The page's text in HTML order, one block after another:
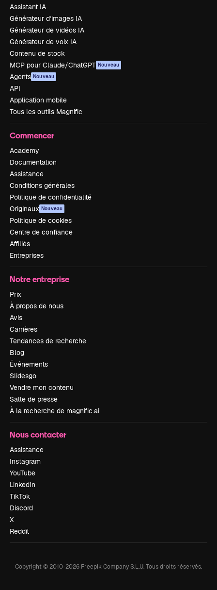
Assistant IA
Générateur d’images IA
Générateur de vidéos IA
Générateur de voix IA
Contenu de stock
MCP pour Claude/ChatGPT Nouveau
Agents Nouveau
API
Application mobile
Tous les outils Magnific
Commencer
Academy
Documentation
Assistance
Conditions générales
Politique de confidentialité
Originaux Nouveau
Politique de cookies
Centre de confiance
Affiliés
Entreprises
Notre entreprise
Prix
À propos de nous
Avis
Carrières
Tendances de recherche
Blog
Événements
Slidesgo
Vendre mon contenu
Salle de presse
À la recherche de magnific.ai
Nous contacter
Assistance
Instagram
YouTube
LinkedIn
TikTok
Discord
X
Reddit
Copyright © 2010-2026 Freepik Company S.L.U.Tous droits réservés.